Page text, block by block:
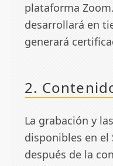
plataforma
desarrollará en
generará
2.
La grabación y
disponibles en el
después de la